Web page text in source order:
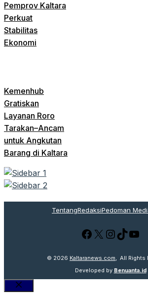
Pemprov Kaltara
Perkuat
Stabilitas
Ekonomi
Kemenhub
Gratiskan
Layanan Roro
Tarakan–Ancam
untuk Angkutan
Barang di Kaltara
TentangRedaksiPedoman
Facebook
X TikTok
© 2026 Kaltaranews.com , All Rights
Developed by Benuanta.id